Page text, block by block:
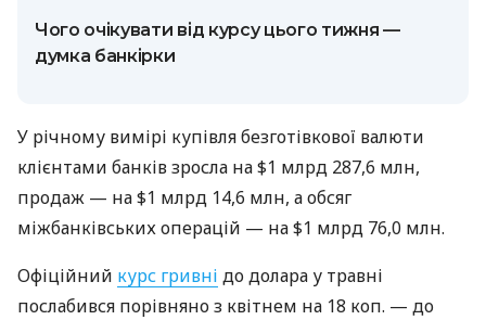
Чого очікувати від курсу цього тижня —
думка банкірки
У річному вимірі купівля безготівкової валюти
клієнтами банків зросла на $1 млрд 287,6 млн,
продаж — на $1 млрд 14,6 млн, а обсяг
міжбанківських операцій — на $1 млрд 76,0 млн.
Офіційний курс гривні до долара у травні
послабився порівняно з квітнем на 18 коп. — до